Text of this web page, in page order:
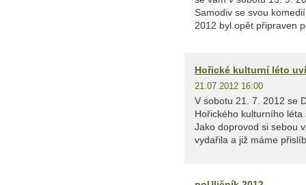
Samodiv se svou
2012 byl opět připraven
Hořické kulturní léto
21.07.2012 16:00
V sobotu 21. 7. 2012 se
Hořického kulturního
Jako doprovod si sebou
vydařila a již máme